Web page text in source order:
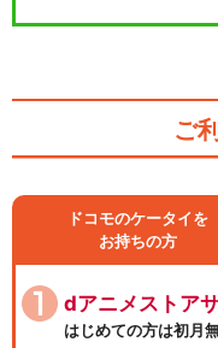
ご
ドコモのケータイを
お持ちの方
dアニメストア
はじめての方は初月